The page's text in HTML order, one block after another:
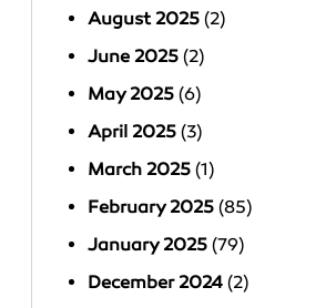
August 2025 (2)
June 2025 (2)
May 2025 (6)
April 2025 (3)
March 2025 (1)
February 2025 (85)
January 2025 (79)
December 2024 (2)